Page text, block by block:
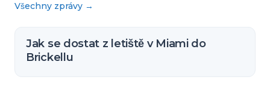
Všechny zprávy →
Jak se dostat z letiště v Miami do
Brickellu